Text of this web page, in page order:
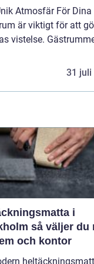
Atmosfär För Dina
är viktigt för att
vistelse.
31 juli
i
väljer du rätt
och kontor